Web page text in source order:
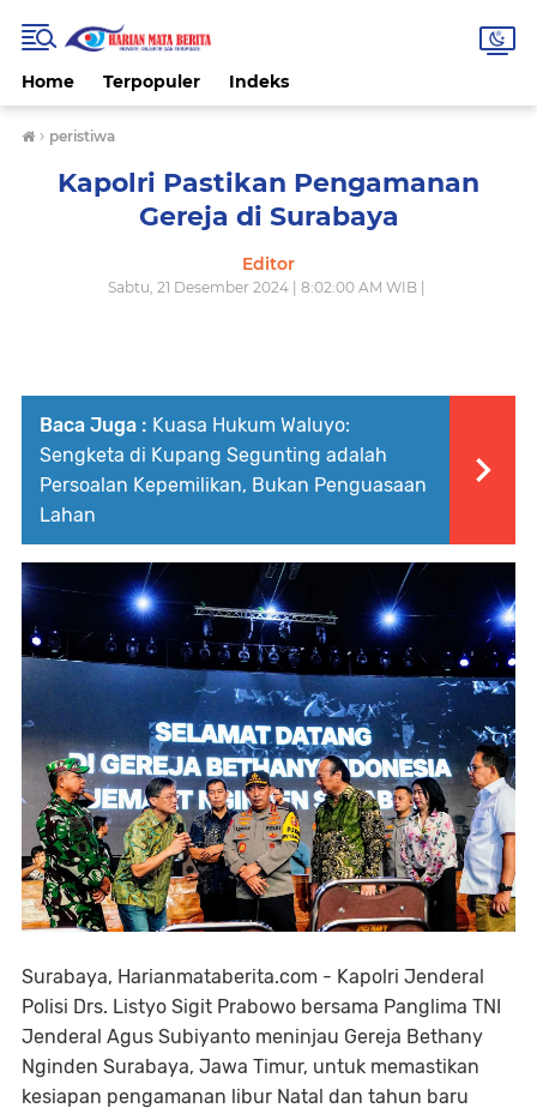
Home Terpopuler Indeks
› peristiwa
Kapolri Pastikan Pengamanan
Gereja di Surabaya
Editor
Sabtu, 21 Desember 2024 | 8:02:00 AM WIB |
Baca Juga : Kuasa Hukum Waluyo:
Sengketa di Kupang Segunting adalah
Persoalan Kepemilikan, Bukan Penguasaan
Lahan
Surabaya, Harianmataberita.com - Kapolri Jenderal
Polisi Drs. Listyo Sigit Prabowo bersama Panglima TNI
Jenderal Agus Subiyanto meninjau Gereja Bethany
Nginden Surabaya, Jawa Timur, untuk memastikan
kesiapan pengamanan libur Natal dan tahun baru